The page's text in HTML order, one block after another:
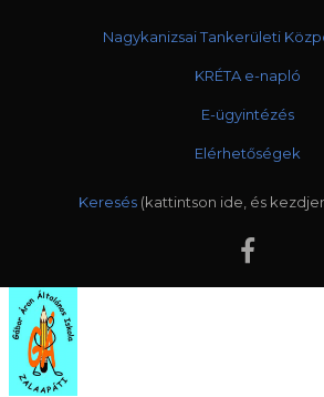
Nagykanizsai Tankerületi
KRÉTA e-napló
E-ügyintézés
Elérhetőségek
Keresés